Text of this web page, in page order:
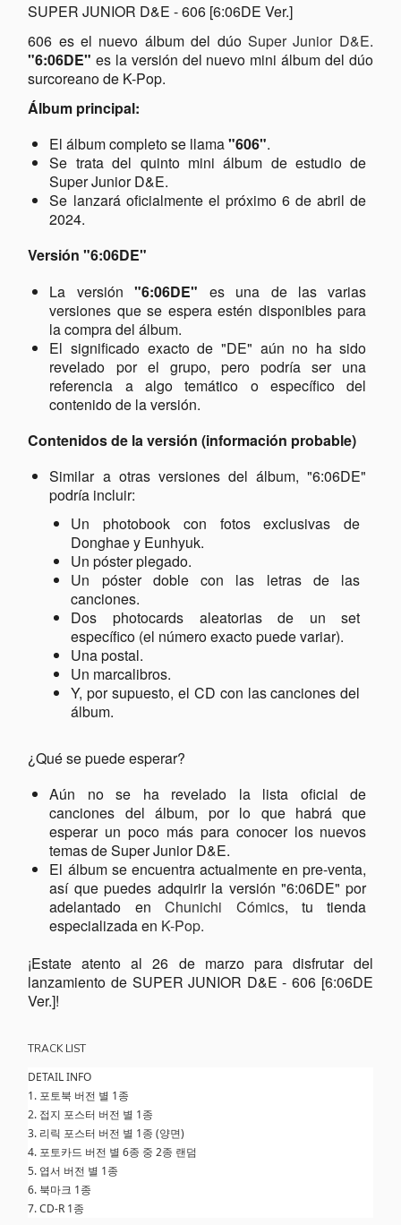
SUPER JUNIOR D&E - 606 [6:06DE Ver.]
606 es el nuevo álbum del dúo Super Junior D&E.
"6:06DE" es la versión del nuevo mini álbum del dúo
surcoreano de K-Pop.
Álbum principal:
El álbum completo se llama"606".
Se trata del quinto mini álbum de estudio de
Super Junior D&E.
Se lanzará oficialmente el próximo 6 de abril de
2024.
Versión "6:06DE"
La versión"6:06DE" es una de las varias
versiones que se espera estén disponibles para
la compra del álbum.
El significado exacto de "DE" aún no ha sido
revelado por el grupo, pero podría ser una
referencia a algo temático o específico del
contenido de la versión.
Contenidos de la versión (información probable)
Similar a otras versiones del álbum, "6:06DE"
podría incluir:
Un photobook con fotos exclusivas de
Donghae y Eunhyuk.
Un póster plegado.
Un póster doble con las letras de las
canciones.
Dos photocards aleatorias de un set
específico (el número exacto puede variar).
Una postal.
Un marcalibros.
Y, por supuesto, el CD con las canciones del
álbum.
¿Qué se puede esperar?
Aún no se ha revelado la lista oficial de
canciones del álbum, por lo que habrá que
esperar un poco más para conocer los nuevos
temas de Super Junior D&E.
El álbum se encuentra actualmente en pre-venta,
así que puedes adquirir la versión "6:06DE" por
adelantado en Chunichi Cómics, tu tienda
especializada en K-Pop.
¡Estate atento al 26 de marzo para disfrutar del
lanzamiento de SUPER JUNIOR D&E - 606 [6:06DE
Ver.]!
TRACK LIST
DETAIL INFO
1. 포토북 버전 별 1종
2. 접지 포스터 버전 별 1종
3. 리릭 포스터 버전 별 1종 (양면)
4. 포토카드 버전 별 6종 중 2종 랜덤
5. 엽서 버전 별 1종
6. 북마크 1종
7. CD-R 1종